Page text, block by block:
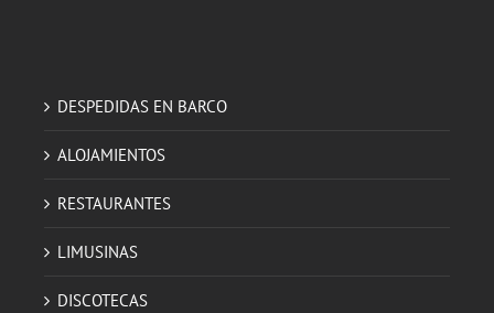
DESPEDIDAS EN BARCO
ALOJAMIENTOS
RESTAURANTES
LIMUSINAS
DISCOTECAS